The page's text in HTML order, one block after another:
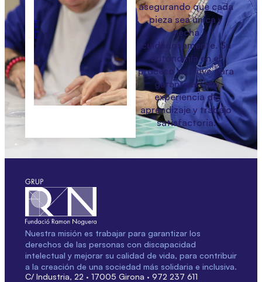
asegurando que cada
pieza sea única y
hecha
cuidadosamente. Su
autonomía en el
proceso es clave para
garantizar una
experiencia de
aprendizaje y trabajo
satisfactoria.
Nuestra misión es trabajar para garantizar los
derechos de las personas con discapacidad
intelectual y mejorar su calidad de vida, para contribuir
a la creación de una sociedad más solidaria e inclusiva.
C/ Industria, 22 · 17005 Girona · 972 237 611